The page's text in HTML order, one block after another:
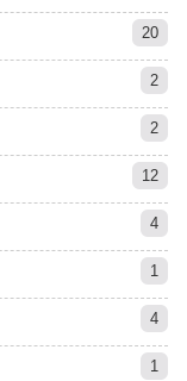
20
2
2
12
4
1
4
1